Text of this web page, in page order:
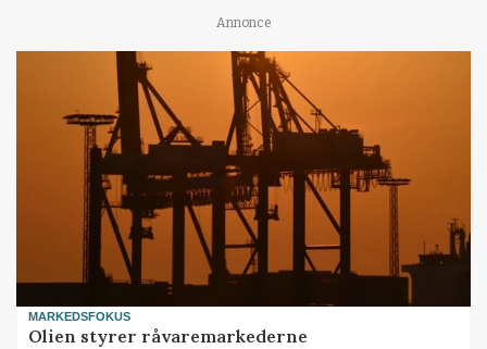
Annonce
MARKEDSFOKUS
Olien styrer råvaremarkederne